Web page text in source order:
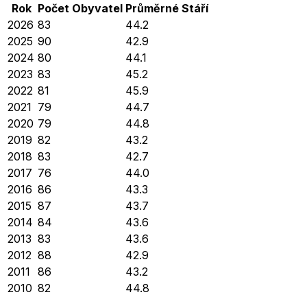
Rok Počet Obyvatel Průměrné Stáří
2026 83
44.2
2025 90
42.9
2024 80
44.1
2023 83
45.2
2022 81
45.9
2021 79
44.7
2020 79
44.8
2019 82
43.2
2018 83
42.7
2017 76
44.0
2016 86
43.3
2015 87
43.7
2014 84
43.6
2013 83
43.6
2012 88
42.9
2011 86
43.2
2010 82
44.8